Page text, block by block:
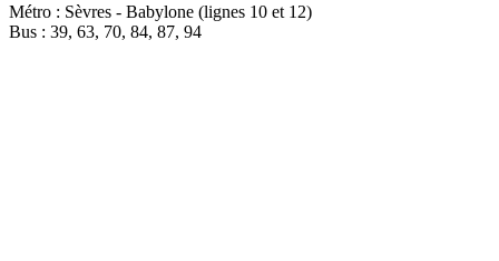
Métro : Sèvres - Babylone (lignes 10 et 12)
Bus : 39, 63, 70, 84, 87, 94